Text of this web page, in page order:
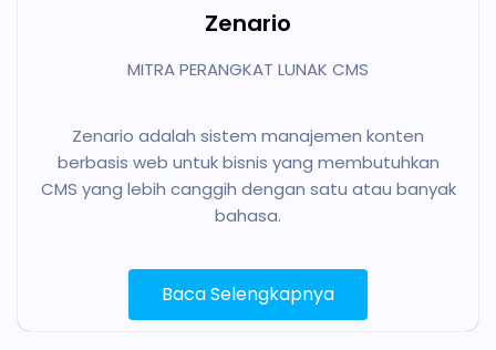
Zenario
MITRA PERANGKAT LUNAK CMS
Zenario adalah sistem manajemen konten
berbasis web untuk bisnis yang membutuhkan
CMS yang lebih canggih dengan satu atau banyak
bahasa.
Baca Selengkapnya